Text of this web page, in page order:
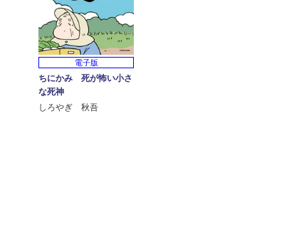
電子版
ちにかみ 死が怖い小さ
な死神
しろやぎ 秋吾